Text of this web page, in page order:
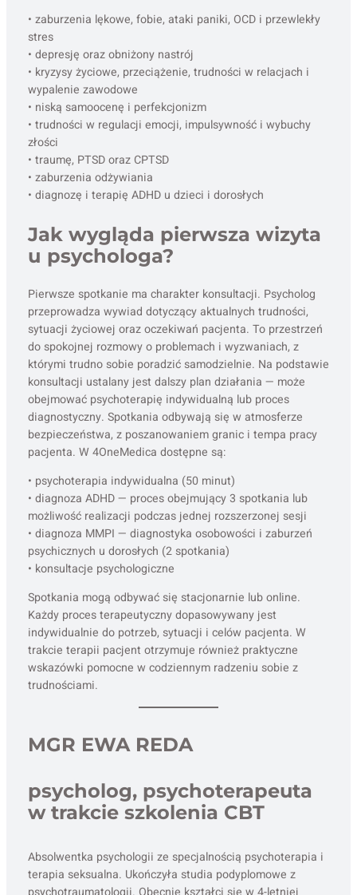
• zaburzenia lękowe, fobie, ataki paniki, OCD i przewlekły
stres
• depresję oraz obniżony nastrój
• kryzysy życiowe, przeciążenie, trudności w relacjach i
wypalenie zawodowe
• niską samoocenę i perfekcjonizm
• trudności w regulacji emocji, impulsywność i wybuchy
złości
• traumę, PTSD oraz CPTSD
• zaburzenia odżywiania
• diagnozę i terapię ADHD u dzieci i dorosłych
Jak wygląda pierwsza wizyta
u psychologa?
Pierwsze spotkanie ma charakter konsultacji. Psycholog
przeprowadza wywiad dotyczący aktualnych trudności,
sytuacji życiowej oraz oczekiwań pacjenta. To przestrzeń
do spokojnej rozmowy o problemach i wyzwaniach, z
którymi trudno sobie poradzić samodzielnie. Na podstawie
konsultacji ustalany jest dalszy plan działania — może
obejmować psychoterapię indywidualną lub proces
diagnostyczny. Spotkania odbywają się w atmosferze
bezpieczeństwa, z poszanowaniem granic i tempa pracy
pacjenta. W 4OneMedica dostępne są:
• psychoterapia indywidualna (50 minut)
• diagnoza ADHD — proces obejmujący 3 spotkania lub
możliwość realizacji podczas jednej rozszerzonej sesji
• diagnoza MMPI — diagnostyka osobowości i zaburzeń
psychicznych u dorosłych (2 spotkania)
• konsultacje psychologiczne
Spotkania mogą odbywać się stacjonarnie lub online.
Każdy proces terapeutyczny dopasowywany jest
indywidualnie do potrzeb, sytuacji i celów pacjenta. W
trakcie terapii pacjent otrzymuje również praktyczne
wskazówki pomocne w codziennym radzeniu sobie z
trudnościami.
MGR EWA REDA
psycholog, psychoterapeuta
w trakcie szkolenia CBT
Absolwentka psychologii ze specjalnością psychoterapia i
terapia seksualna. Ukończyła studia podyplomowe z